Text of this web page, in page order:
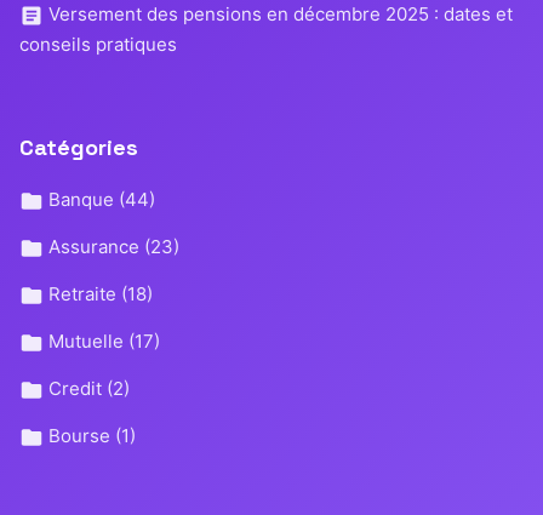
Versement des pensions en décembre 2025 : dates et
conseils pratiques
Catégories
Banque (44)
Assurance (23)
Retraite (18)
Mutuelle (17)
Credit (2)
Bourse (1)